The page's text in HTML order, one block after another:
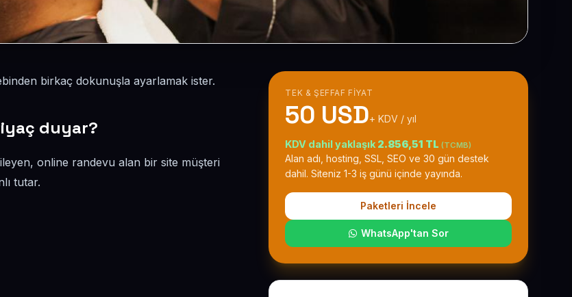
birkaç dokunuşla ayarlamak ister.
duyar?
online randevu alan bir site müşteri
tutar.
TEK & ŞEFFAF FIYAT
50 USD+ KDV / yıl
KDV dahil yaklaşık 2.856,51 TL (TCMB)
Alan adı, hosting, SSL, SEO ve 30 gün destek
dahil. Siteniz 1-3 iş günü içinde yayında.
Paketleri İncele
WhatsApp'tan Sor